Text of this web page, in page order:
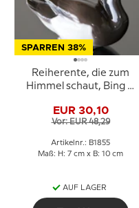
SPARREN 38%
Reiherente, die zum
Himmel schaut, Bing &
1855
EUR 30,10
Vor: EUR 48,29
Artikelnr.: B1855
Maß: H: 7 cm x B: 10 cm
AUF LAGER